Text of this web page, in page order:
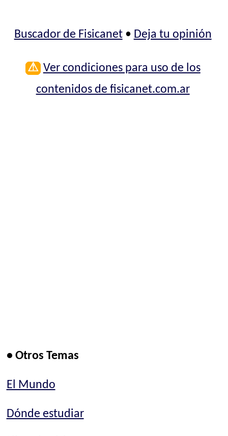
Buscador de Fisicanet• Deja tu opinión
⚠ Ver condiciones para uso de los
contenidos de fisicanet.com.ar
• Otros Temas
El Mundo
Dónde estudiar